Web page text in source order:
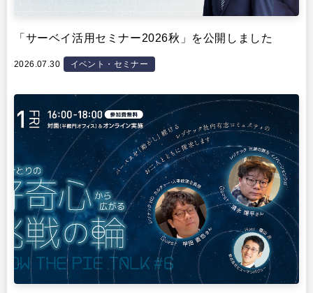
「サーベイ活用セミナー2026秋」を公開しました
2026.07.30 イベント・セミナー